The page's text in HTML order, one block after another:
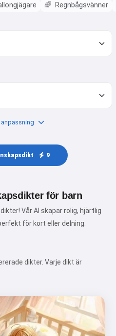
🌈 Regnbågsvänner
9
för barn
Vår AI skapar rolig, hjärtlig
för kort eller delning.
dikter. Varje dikt är